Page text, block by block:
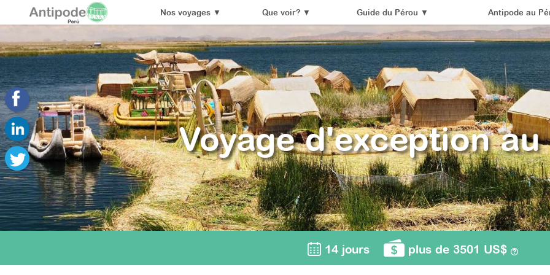
Nos voyages▼ Que voir? ▼ Guide du Pérou ▼ Antipode au
Voyage d'exception au
14 jours plus de 3501 US$